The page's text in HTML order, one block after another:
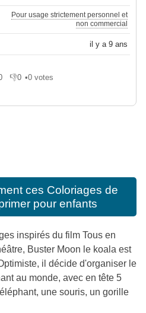
Pour usage strictement personnel et
non commercial
il y a 9 ans
👎0
Je n'aime pas
•0 votes
ces Coloriages de
pour enfants
inspirés du film Tous en
Buster Moon le koala est
il décide d'organiser le
au monde, avec en tête 5
une souris, un gorille